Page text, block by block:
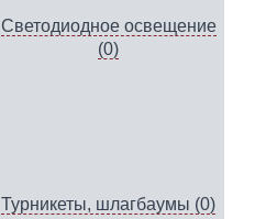
Светодиодное освещение
(0)
Турникеты, шлагбаумы (0)